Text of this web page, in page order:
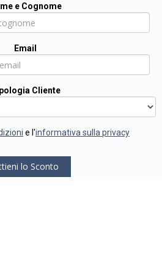
e Cognome
Email
Cliente
e l'informativa sulla privacy
lo Sconto